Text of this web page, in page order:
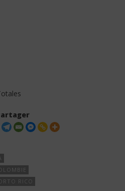
RICO